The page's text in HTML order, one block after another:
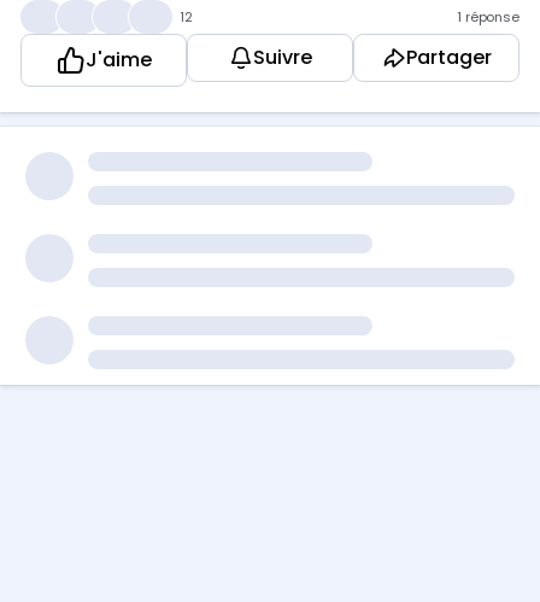
12 1 réponse
J'aime Suivre Partager